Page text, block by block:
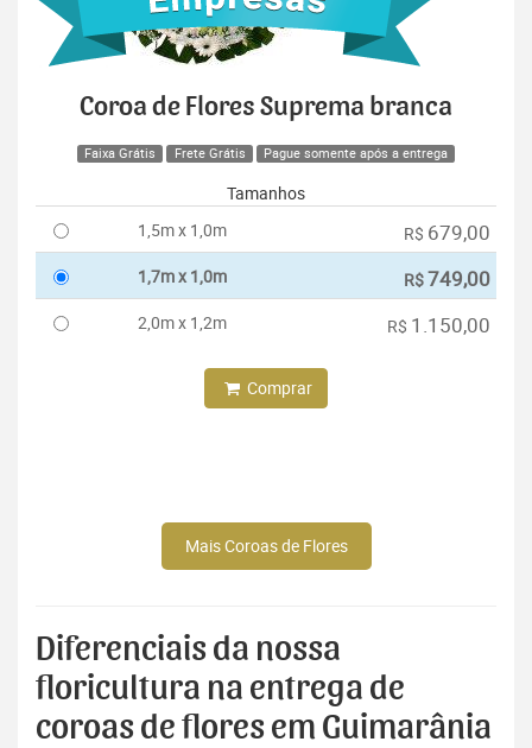
Coroa de Flores Suprema branca
Faixa Grátis Frete Grátis Pague somente após a entrega
Tamanhos
1,5m x 1,0m
R$ 679,00
1,7m x 1,0m R$749,00
2,0m x 1,2m R$ 1.150,00
Comprar
Mais Coroas de Flores
Diferenciais da nossa
floricultura na entrega de
coroas de flores em Guimarânia